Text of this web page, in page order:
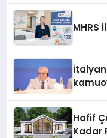
MHRS
Hafif
Kadar